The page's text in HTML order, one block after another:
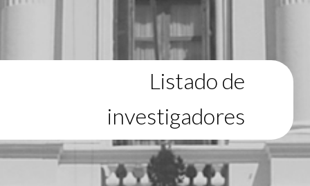
Listado de
investigadores